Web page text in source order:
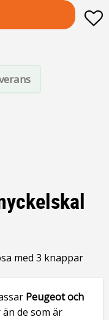
med 3 knappar
Peugeot och
de som är